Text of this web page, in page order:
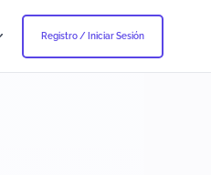
Registro / Iniciar Sesión